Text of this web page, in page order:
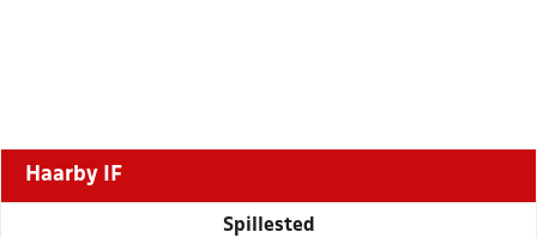
Haarby IF
Spillested